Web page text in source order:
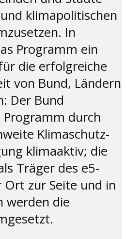
klimapolitischen
In
Programm ein
die erfolgreiche
von Bund, Ländern
Der Bund
durch
Klimaschutz-
klimaaktiv; die
Träger des e5-
zur Seite und in
werden die